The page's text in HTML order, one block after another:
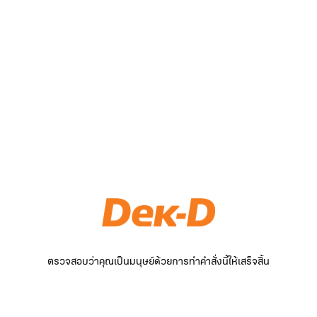
ตรวจสอบว่าคุณเป็นมนุษย์ด้วยการทำคำสั่งนี้ให้เสร็จสิ้น